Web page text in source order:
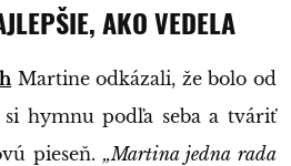
AKO VEDELA
Martine odkázali, že bolo od
hymnu podľa seba a tváriť
pieseň. „Martina jedna rada